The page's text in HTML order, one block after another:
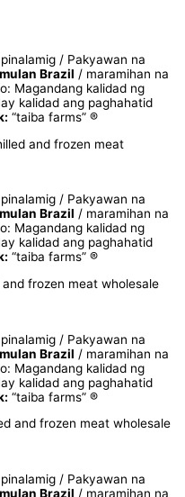
/ Pakyawan na
Brazil / maramihan na
Magandang kalidad ng
kalidad ang paghahatid
“taiba farms” ®
/ Pakyawan na
Brazil / maramihan na
Magandang kalidad ng
kalidad ang paghahatid
“taiba farms” ®
/ Pakyawan na
Brazil / maramihan na
Magandang kalidad ng
kalidad ang paghahatid
“taiba farms” ®
/ Pakyawan na
Brazil / maramihan na